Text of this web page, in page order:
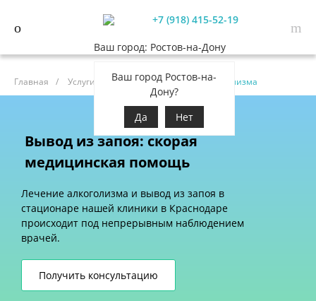
+7 (918) 415-52-19
Ваш город: Ростов-на-Дону
Ваш город Ростов-на-
Дону?
Да
Нет
Главная / Услуги Анонимное лечение алкоголизма
Вывод из запоя: скорая
медицинская помощь
Лечение алкоголизма и вывод из запоя в
стационаре нашей клиники в Краснодаре
происходит под непрерывным наблюдением
врачей.
Получить консультацию